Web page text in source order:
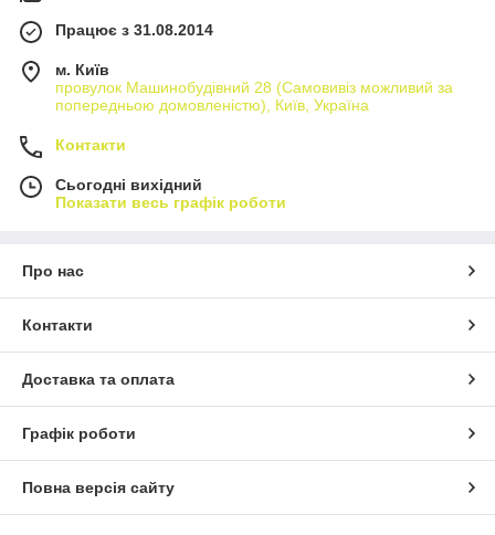
Працює з 31.08.2014
м. Київ
провулок Машинобудівний 28 (Самовивіз можливий за
попередньою домовленістю), Київ, Україна
Контакти
Сьогодні вихідний
Показати весь графік роботи
Про нас
Контакти
Доставка та оплата
Графік роботи
Повна версія сайту